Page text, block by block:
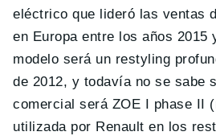
eléctrico que lideró las ventas
en Europa entre los años 2015
modelo será un restyling
de 2012, y todavía no se sabe
comercial será ZOE I phase II
utilizada por Renault en los